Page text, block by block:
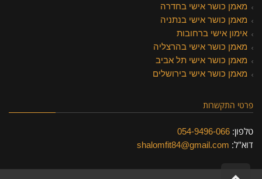
מאמן כושר אישי בחדרה
מאמן כושר אישי בנתניה
אימון אישי ברחובות
מאמן כושר אישי בהרצליה
מאמן כושר אישי תל אביב
מאמן כושר אישי בירושלים
פרטי התקשרות
טלפון: 054-9496-066
דוא"ל: shalomfit84@gmail.com